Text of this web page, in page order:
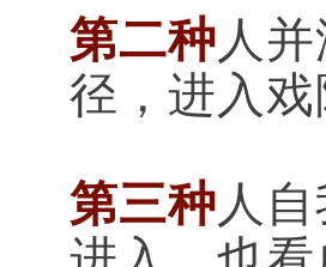
第二种人
径，进入
第三种人